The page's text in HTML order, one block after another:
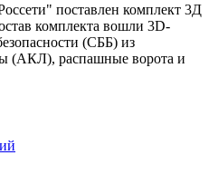
поставлен комплект 3Д
комплекта вошли 3D-
(СББ) из
(АКЛ), распашные ворота и